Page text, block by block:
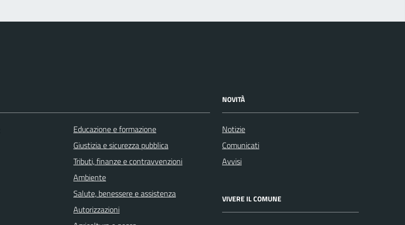
Educazione e formazione
Giustizia e sicurezza pubblica
Tributi, finanze e contravvenzioni
Ambiente
Salute, benessere e assistenza
Autorizzazioni
NOVITÀ
Notizie
Comunicati
Avvisi
VIVERE IL COMUNE